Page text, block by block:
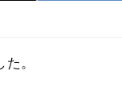
。